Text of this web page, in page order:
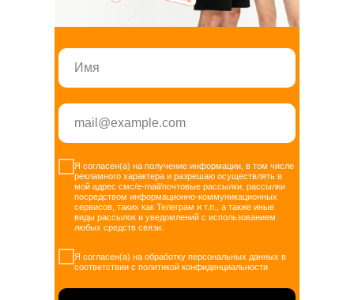
Я согласен(а) на получение информации, в том числе
рекламного характера и разрешаю осуществлять в
мой адрес смс/e-mail/почтовые рассылки, рассылки
посредством информационно-коммуникационных
сервисов, таких как Телеграм и т.п., а также иные
виды рассылок и уведомлений с использованием
любых средств связи.
Я согласен(а) на обработку персональных данных в
соответствии с политикой конфиденциальности